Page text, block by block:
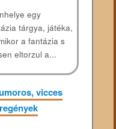
egy
tárgya, játéka,
a fantázia s
eltorzul a...
vicces